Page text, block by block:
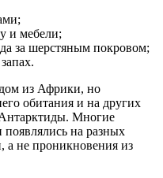
и мебели;
за шерстяным покровом;
из Африки, но
обитания и на других
Многие
на разных
а не проникновения из